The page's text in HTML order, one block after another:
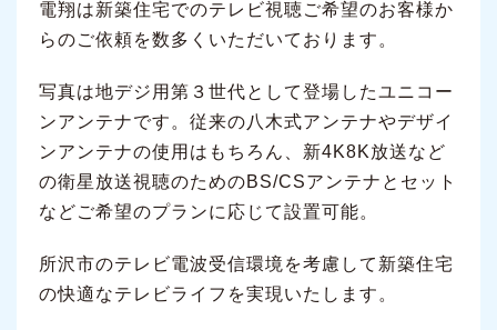
電翔は新築住宅でのテレビ視聴ご希望のお客様か
らのご依頼を数多くいただいております。
写真は地デジ用第３世代として登場したユニコー
ンアンテナです。従来の八木式アンテナやデザイ
ンアンテナの使用はもちろん、新4K8K放送など
の衛星放送視聴のためのBS/CSアンテナとセット
などご希望のプランに応じて設置可能。
所沢市のテレビ電波受信環境を考慮して新築住宅
の快適なテレビライフを実現いたします。